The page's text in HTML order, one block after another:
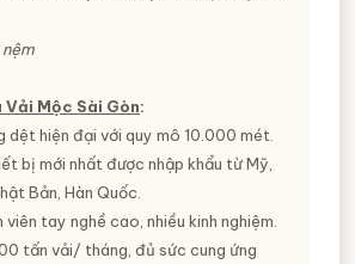
Vải Mộc Sài Gòn:
dệt hiện đại với quy mô 10.000 mét.
bị mới nhất được nhập khẩu từ Mỹ,
Bản, Hàn Quốc.
tay nghề cao, nhiều kinh nghiệm.
tấn vải/ tháng, đủ sức cung ứng